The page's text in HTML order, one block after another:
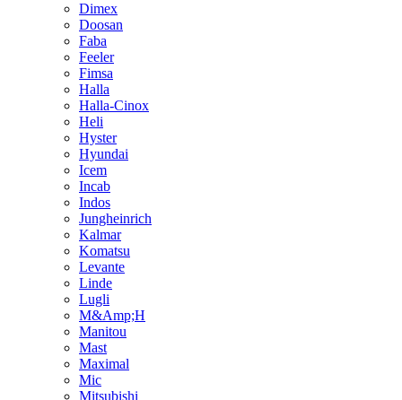
Dimex
Doosan
Faba
Feeler
Fimsa
Halla
Halla-Cinox
Heli
Hyster
Hyundai
Icem
Incab
Indos
Jungheinrich
Kalmar
Komatsu
Levante
Linde
Lugli
M&Amp;H
Manitou
Mast
Maximal
Mic
Mitsubishi